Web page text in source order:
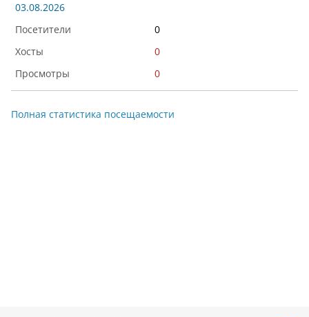
03.08.2026
0
0
0
Полная статистика посещаемости